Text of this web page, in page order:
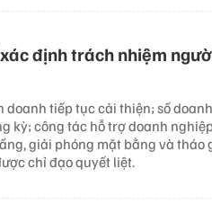
định trách nhiệm
doanh tiếp tục cải thiện; số
kỳ; công tác hỗ trợ doanh
giải phóng mặt bằng và tháo
chỉ đạo quyết liệt.